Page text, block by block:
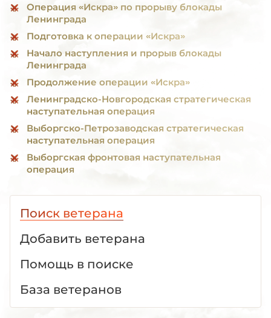
Операция «Искра» по прорыву блокады
Ленинграда
Подготовка к операции «Искра»
Начало наступления и прорыв блокады
Ленинграда
Продолжение операции «Искра»
Ленинградско-Новгородская стратегическая
наступательная операция
Выборгско-Петрозаводская стратегическая
наступательная операция
Выборгская фронтовая наступательная
операция
Поиск ветерана
Добавить ветерана
Помощь в поиске
База ветеранов